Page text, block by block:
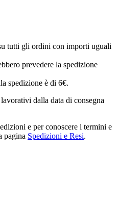
tutti gli ordini con importi uguali
prevedere la spedizione
spedizione è di 6€.
dalla data di consegna
e per conoscere i termini e
pagina Spedizioni e Resi.